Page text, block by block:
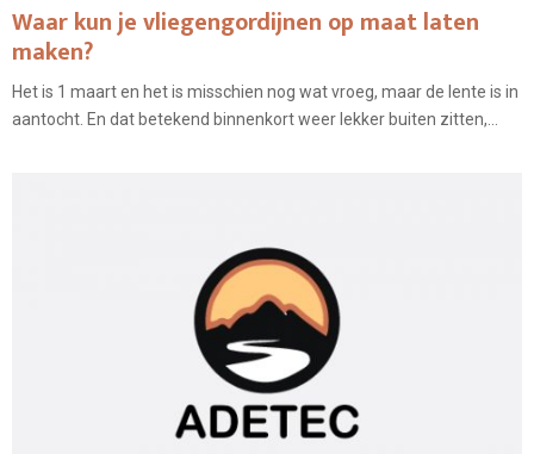
Waar kun je vliegengordijnen op maat laten
maken?
Het is 1 maart en het is misschien nog wat vroeg, maar de lente is in
aantocht. En dat betekend binnenkort weer lekker buiten zitten,...